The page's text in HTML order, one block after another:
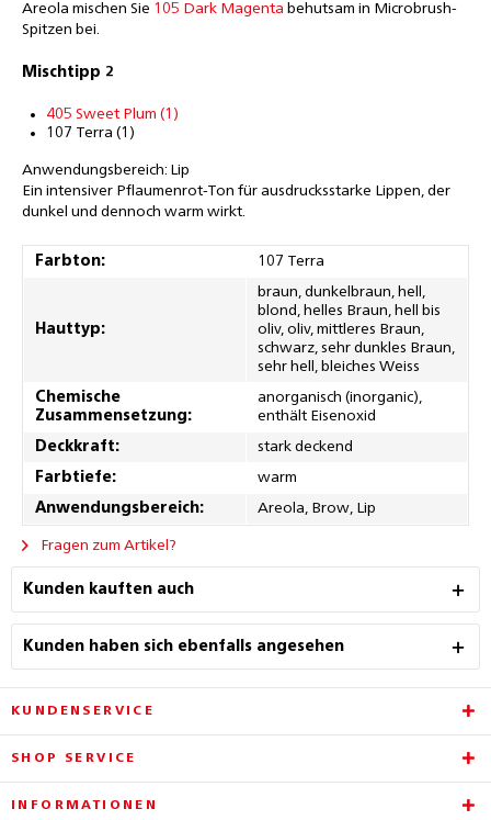
Areola mischen Sie 105 Dark Magenta behutsam in Microbrush-
Spitzen bei.
Mischtipp 2
405 Sweet Plum (1)
107 Terra (1)
Anwendungsbereich: Lip
Ein intensiver Pflaumenrot-Ton für ausdrucksstarke Lippen, der
dunkel und dennoch warm wirkt.
Farbton: 107 Terra
Hauttyp:
braun, dunkelbraun, hell,
blond, helles Braun, hell bis
oliv, oliv, mittleres Braun,
schwarz, sehr dunkles Braun,
sehr hell, bleiches Weiss
Chemische
Zusammensetzung:
anorganisch (inorganic),
enthält Eisenoxid
Deckkraft:
stark deckend
Farbtiefe:
warm
Anwendungsbereich:
Areola, Brow, Lip
Fragen zum Artikel?
Kunden kauften auch
Kunden haben sich ebenfalls angesehen
KUNDENSERVICE
SHOP SERVICE
INFORMATIONEN